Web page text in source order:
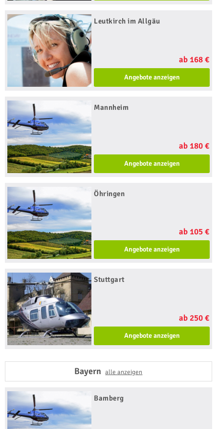
Leutkirch im Allgäu
ab 168 €
Angebote anzeigen
Mannheim
ab 180 €
Angebote anzeigen
Öhringen
ab 105 €
Angebote anzeigen
Stuttgart
ab 250 €
Angebote anzeigen
Bayernalle anzeigen
Bamberg